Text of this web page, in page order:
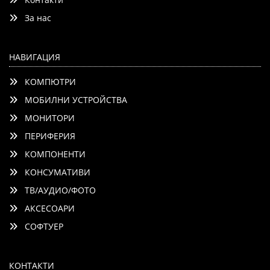
За нас
НАВИГАЦИЯ
КОМПЮТРИ
МОБИЛНИ УСТРОЙСТВА
МОНИТОРИ
ПЕРИФЕРИЯ
КОМПОНЕНТИ
КОНСУМАТИВИ
ТВ/АУДИО/ФОТО
АКСЕСОАРИ
СОФТУЕР
КОНТАКТИ